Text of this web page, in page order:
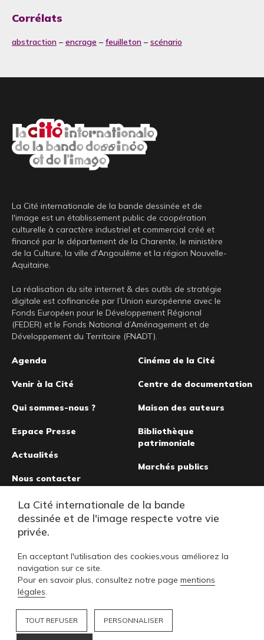
Corrélats
abstraction – encrage – feuilleton – scénario
La Cité internationale de la bande dessinée et de
l'image est un établissement public de coopération
culturelle à caractère industriel et commercial créé et
financé par le département de la Charente, le ministère
de la Culture, la ville d'Angoulême et la région Nouvelle-
Aquitaine.
La réalisation du site internet & des outils de stratégie
digitale est cofinancée par l’Union européenne avec le
Fonds Européen pour le Développement Régional
(FEDER) et le Fonds National d’Aménagement et de
Développement du Territoire (FNADT).
Pied
de
Agenda
Venir à la Cité
Qui sommes-nous ?
Espace Presse
Actualités
Nous contacter
Musée de la bande
dessinée
Cinéma de la Cité
Centre de documentation
Maison des auteurs
Bibliothèque
patrimoniale
Marchés publics
La Cité internationale de la bande
dessinée et de l'image respecte votre vie
privée.
En acceptant l'utilisation des cookies,vous améliorez la
navigation sur ce site.
Pour en savoir plus, consultez notre page mentions
légales.
TOUT REFUSER PERSONNALISER